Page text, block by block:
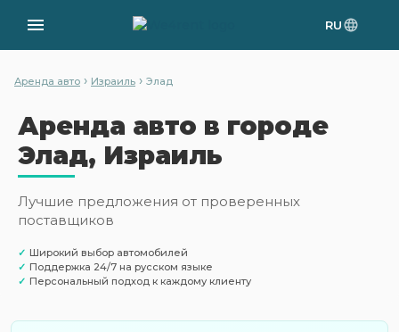
RU
Аренда авто › Израиль › Элад
Аренда авто в городе
Элад, Израиль
Лучшие предложения от проверенных
поставщиков
✓ Широкий выбор автомобилей
✓ Поддержка 24/7 на русском языке
✓ Персональный подход к каждому клиенту